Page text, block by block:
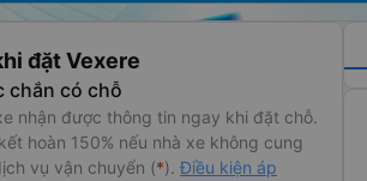
đặt Vexere
chắn có chỗ
nhận được thông tin ngay khi đặt chỗ.
hoàn 150% nếu nhà xe không cung
vụ vận chuyển (*). Điều kiện áp